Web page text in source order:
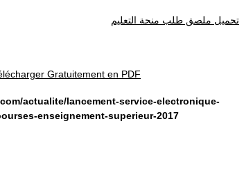
تحميل ملصق طلب منحة التعليم
Gratuitement en PDF
actualite/lancement-service-electronique-
enseignement-superieur-2017